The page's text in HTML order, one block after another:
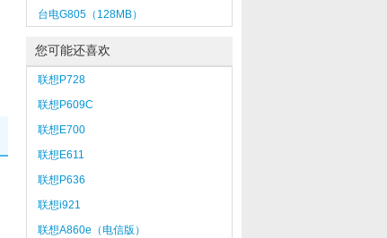
台电G805（128MB）
您可能还喜欢
联想P728
联想P609C
联想E700
联想E611
联想P636
联想i921
联想A860e（电信版）